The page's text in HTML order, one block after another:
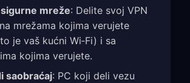
mreže: Delite svoj VPN
mrežama kojima verujete
je vaš kućni Wi‑Fi) i sa
kojima verujete.
saobraćaj: PC koji deli vezu